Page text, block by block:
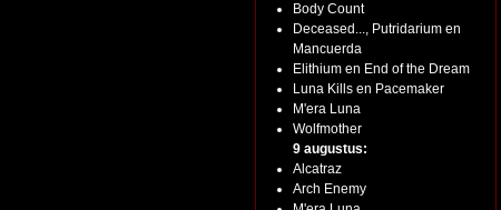
Body Count
Deceased..., Putridarium en
Mancuerda
Elithium en End of the Dream
Luna Kills en Pacemaker
M'era Luna
Wolfmother
9 augustus:
Alcatraz
Arch Enemy